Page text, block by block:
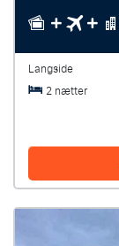
Langside
2 nætter